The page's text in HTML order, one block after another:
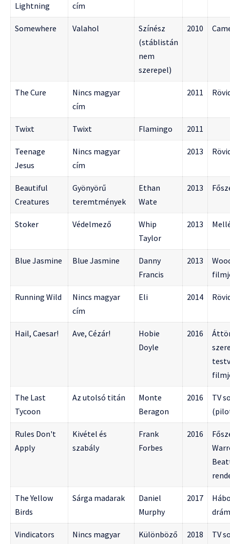
Lightning
cím
Somewhere Valahol
Színész
(stáblistán
nem
szerepel)
2010
The Cure
Nincs magyar
cím
2011
Twixt Twixt Flamingo 2011
Teenage
Jesus
Nincs magyar
cím
2013
Beautiful
Creatures
Gyönyörű
teremtmények
Ethan
Wate
2013
Stoker Védelmező
Whip
Taylor
2013
Blue Jasmine Blue Jasmine
Danny
Francis
2013
Running Wild
Nincs magyar
cím
Eli 2014
Hail, Caesar! Ave, Cézár!
Hobie
Doyle
2016
The Last
Tycoon
Az utolsó titán
Monte
Beragon
2016
TV
Rules Don't
Apply
Kivétel és
szabály
Frank
Forbes
2016
The Yellow
Birds
Sárga madarak
Daniel
Murphy
2017
Vindicators
Nincs magyar
Különböző
2018
TV